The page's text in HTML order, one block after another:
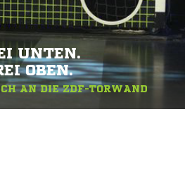
UNTEN.
OBEN.
AN DIE ZDF-TORWAND